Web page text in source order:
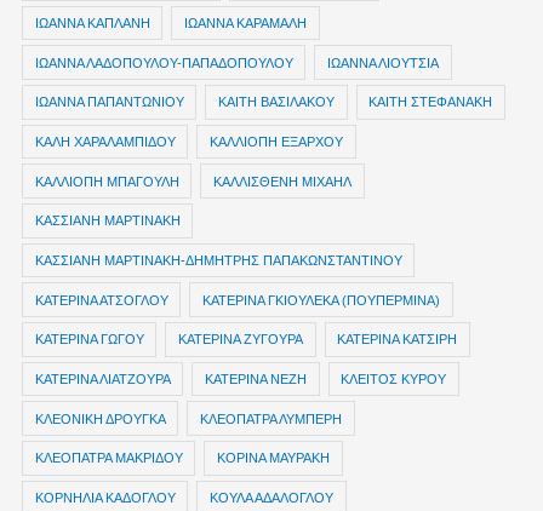
ΙΩΑΝΝΑ ΚΑΠΛΑΝΗ ΙΩΑΝΝΑ ΚΑΡΑΜΑΛΗ
ΙΩΑΝΝΑ ΛΑΔΟΠΟΥΛΟΥ-ΠΑΠΑΔΟΠΟΥΛΟΥ ΙΩΑΝΝΑ ΛΙΟΥΤΣΙΑ
ΙΩΑΝΝΑ ΠΑΠΑΝΤΩΝΙΟΥ ΚΑΙΤΗ ΒΑΣΙΛΑΚΟΥ ΚΑΙΤΗ ΣΤΕΦΑΝΑΚΗ
ΚΑΛΗ ΧΑΡΑΛΑΜΠΙΔΟΥ ΚΑΛΛΙΟΠΗ ΕΞΑΡΧΟΥ
ΚΑΛΛΙΟΠΗ ΜΠΑΓΟΥΛΗ ΚΑΛΛΙΣΘΕΝΗ ΜΙΧΑΗΛ
ΚΑΣΣΙΑΝΗ ΜΑΡΤΙΝΑΚΗ
ΚΑΣΣΙΑΝΗ ΜΑΡΤΙΝΑΚΗ-ΔΗΜΗΤΡΗΣ ΠΑΠΑΚΩΝΣΤΑΝΤΙΝΟΥ
ΚΑΤΕΡΙΝΑ ΑΤΣΟΓΛΟΥ ΚΑΤΕΡΙΝΑ ΓΚΙΟΥΛΕΚΑ (ΠΟΥΠΕΡΜΙΝΑ)
ΚΑΤΕΡΙΝΑ ΓΩΓΟΥ ΚΑΤΕΡΙΝΑ ΖΥΓΟΥΡΑ ΚΑΤΕΡΙΝΑ ΚΑΤΣΙΡΗ
ΚΑΤΕΡΙΝΑ ΛΙΑΤΖΟΥΡΑ ΚΑΤΕΡΙΝΑ ΝΕΖΗ ΚΛΕΙΤΟΣ ΚΥΡΟΥ
ΚΛΕΟΝΙΚΗ ΔΡΟΥΓΚΑ ΚΛΕΟΠΑΤΡΑ ΛΥΜΠΕΡΗ
ΚΛΕΟΠΑΤΡΑ ΜΑΚΡΙΔΟΥ ΚΟΡΙΝΑ ΜΑΥΡΑΚΗ
ΚΟΡΝΗΛΙΑ ΚΑΔΟΓΛΟΥ ΚΟΥΛΑ ΑΔΑΛΟΓΛΟΥ